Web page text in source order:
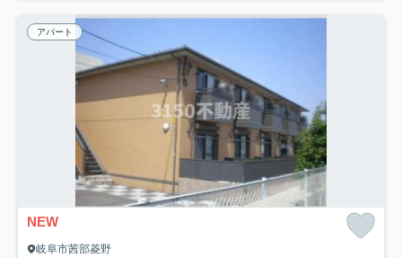
アパート
NEW
岐阜市茜部菱野